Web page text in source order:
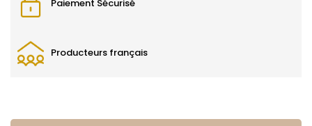
Paiement Sécurisé
Producteurs français